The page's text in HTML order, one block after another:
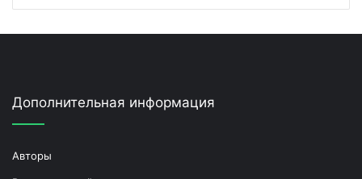
Дополнительная информация
Авторы